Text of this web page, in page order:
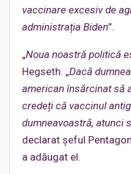
vaccinare excesiv de
administrația Biden”.
„Noua noastră politică
Hegseth. „Dacă
american însărcinat să
credeți că vaccinul
dumneavoastră, atunci
declarat șeful
a adăugat el.